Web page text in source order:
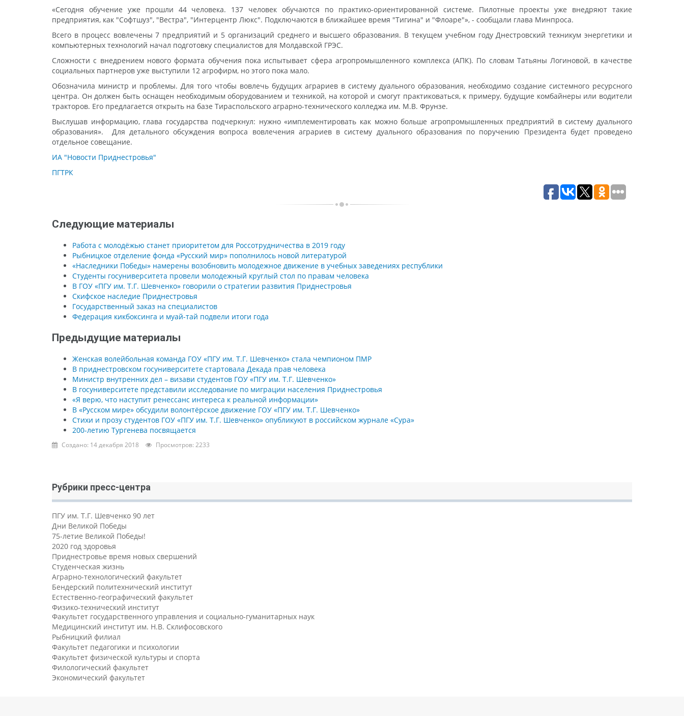
«Сегодня обучение уже прошли 44 человека. 137 человек обучаются по практико-ориентированной системе. Пилотные проекты уже внедряют такие
предприятия, как "Софтшуз", "Вестра", "Интерцентр Люкс". Подключаются в ближайшее время "Тигина" и "Флоаре"», - сообщали глава Минпроса.
Всего в процесс вовлечены 7 предприятий и 5 организаций среднего и высшего образования. В текущем учебном году Днестровский техникум энергетики и
компьютерных технологий начал подготовку специалистов для Молдавской ГРЭС.
Сложности с внедрением нового формата обучения пока испытывает сфера агропромышленного комплекса (АПК). По словам Татьяны Логиновой, в качестве
социальных партнеров уже выступили 12 агрофирм, но этого пока мало.
Обозначила министр и проблемы. Для того чтобы вовлечь будущих аграриев в систему дуального образования, необходимо создание системного ресурсного
центра. Он должен быть оснащен необходимым оборудованием и техникой, на которой и смогут практиковаться, к примеру, будущие комбайнеры или водители
тракторов. Его предлагается открыть на базе Тираспольского аграрно-технического колледжа им. М.В. Фрунзе.
Выслушав информацию, глава государства подчеркнул: нужно «имплементировать как можно больше агропромышленных предприятий в систему дуального
образования». Для детального обсуждения вопроса вовлечения аграриев в систему дуального образования по поручению Президента будет проведено
отдельное совещание.
ИА "Новости Приднестровья"
ПГТРК
Следующие материалы
Работа с молодёжью станет приоритетом для Россотрудничества в 2019 году
Рыбницкое отделение фонда «Русский мир» пополнилось новой литературой
«Наследники Победы» намерены возобновить молодежное движение в учебных заведениях республики
Студенты госуниверситета провели молодежный круглый стол по правам человека
В ГОУ «ПГУ им. Т.Г. Шевченко» говорили о стратегии развития Приднестровья
Скифское наследие Приднестровья
Государственный заказ на специалистов
Федерация кикбоксинга и муай-тай подвели итоги года
Предыдущие материалы
Женская волейбольная команда ГОУ «ПГУ им. Т.Г. Шевченко» стала чемпионом ПМР
В приднестровском госуниверситете стартовала Декада прав человека
Министр внутренних дел – визави студентов ГОУ «ПГУ им. Т.Г. Шевченко»
В госуниверситете представили исследование по миграции населения Приднестровья
«Я верю, что наступит ренессанс интереса к реальной информации»
В «Русском мире» обсудили волонтёрское движение ГОУ «ПГУ им. Т.Г. Шевченко»
Стихи и прозу студентов ГОУ «ПГУ им. Т.Г. Шевченко» опубликуют в российском журнале «Сура»
200-летию Тургенева посвящается
Создано: 14 декабря 2018 Просмотров: 2233
Рубрики пресс-центра
ПГУ им. Т.Г. Шевченко 90 лет
Дни Великой Победы
75-летие Великой Победы!
2020 год здоровья
Приднестровье время новых свершений
Студенческая жизнь
Аграрно-технологический факультет
Бендерский политехнический институт
Естественно-географический факультет
Физико-технический институт
Факультет государственного управления и социально-гуманитарных наук
Медицинский институт им. Н.В. Склифосовского
Рыбницкий филиал
Факультет педагогики и психологии
Факультет физической культуры и спорта
Филологический факультет
Экономический факультет